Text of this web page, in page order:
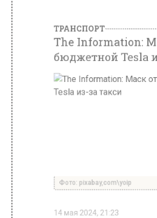
Фото: pixabay,com\yoip
отказаться от